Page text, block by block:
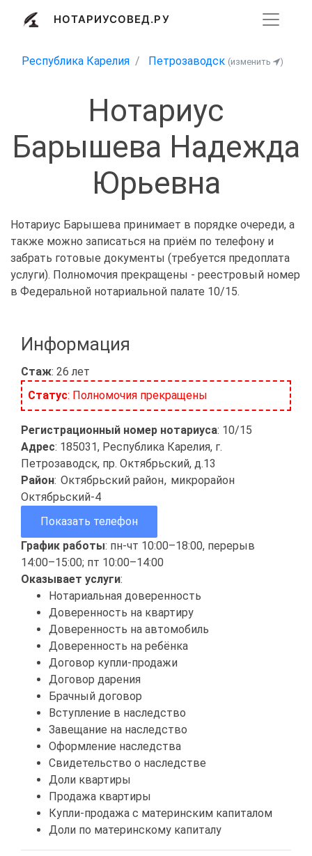
НОТАРИУСОВЕД.РУ
Республика Карелия Петрозаводск (изменить )
Нотариус
Барышева Надежда
Юрьевна
Нотариус Барышева принимает в порядке очереди, а
также можно записаться на приём по телефону и
забрать готовые документы (требуется предоплата
услуги). Полномочия прекращены - реестровый номер
в Федеральной нотариальной палате 10/15.
Информация
Стаж: 26 лет
Статус: Полномочия прекращены
Регистрационный номер нотариуса: 10/15
Адрес: 185031, Республика Карелия, г.
Петрозаводск, пр. Октябрьский, д.13
Район: Октябрьский район, микрорайон
Октябрьский-4
Показать телефон
График работы: пн-чт 10:00–18:00, перерыв
14:00–15:00; пт 10:00–14:00
Оказывает услуги:
Нотариальная доверенность
Доверенность на квартиру
Доверенность на автомобиль
Доверенность на ребёнка
Договор купли-продажи
Договор дарения
Брачный договор
Вступление в наследство
Завещание на наследство
Оформление наследства
Свидетельство о наследстве
Доли квартиры
Продажа квартиры
Купли-продажа с материнским капиталом
Доли по материнскому капиталу